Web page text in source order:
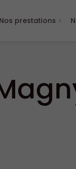
Nos prestations